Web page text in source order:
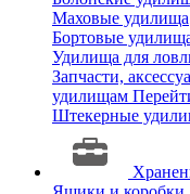
Маховые удилища
Бортовые
Удилища для
Запчасти,
удилищам
Штекерные